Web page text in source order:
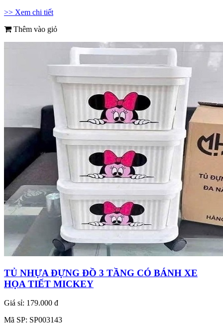
>> Xem chi tiết
Thêm vào giỏ
TỦ NHỰA ĐỰNG ĐỒ 3 TẦNG CÓ BÁNH XE
HỌA TIẾT MICKEY
Giá sỉ: 179.000 đ
Mã SP: SP003143